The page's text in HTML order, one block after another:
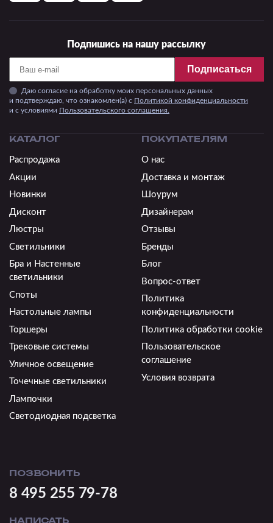
Подпишись на нашу рассылку
Подписаться
Даю согласие на обработку моих персональных данных
и подтверждаю, что ознакомлен(а) с Политикой конфиденциальности
и c условиями Пользовательского соглашения.
КАТАЛОГ
Распродажа
Акции
Новинки
Дисконт
Люстры
Светильники
Бра и Настенные
светильники
Споты
Настольные лампы
Торшеры
Трековые системы
Уличное освещение
Точечные светильники
Лампочки
Светодиодная подсветка
ПОКУПАТЕЛЯМ
О нас
Доставка и монтаж
Шоурум
Дизайнерам
Отзывы
Бренды
Блог
Вопрос-ответ
Политика
конфиденциальности
Политика обработки cookie
Пользовательское
соглашение
Условия возврата
ПОЗВОНИТЬ
8 495 255 79-78
НАПИСАТЬ